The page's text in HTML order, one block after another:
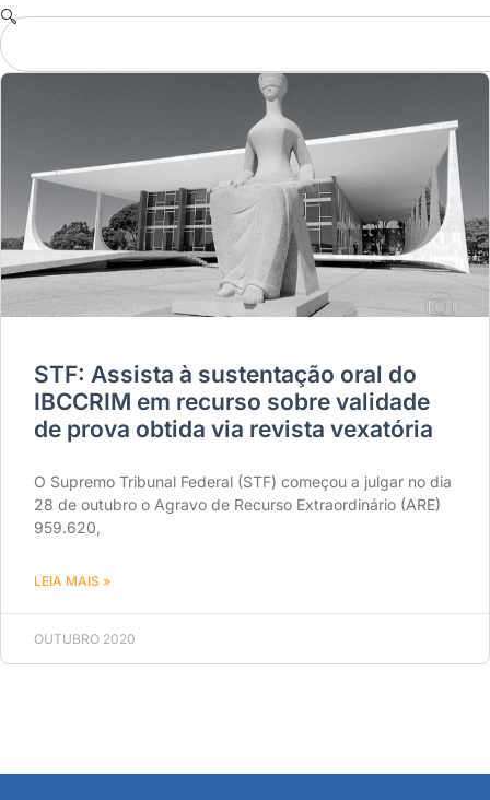
STF: Assista à sustentação oral do
IBCCRIM em recurso sobre validade
de prova obtida via revista vexatória
O Supremo Tribunal Federal (STF) começou a julgar no dia
28 de outubro o Agravo de Recurso Extraordinário (ARE)
959.620,
LEIA MAIS »
OUTUBRO 2020